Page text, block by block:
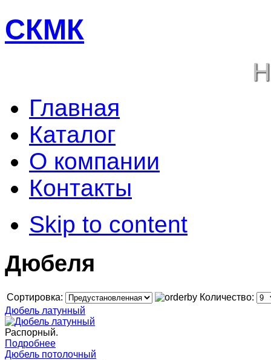
СКМК
Главная
Каталог
О компании
Контакты
Skip to content
Дюбеля
Сортировка:
Количество:
Дюбель латунный
Распорный.
Подробнее
Дюбель потолочный